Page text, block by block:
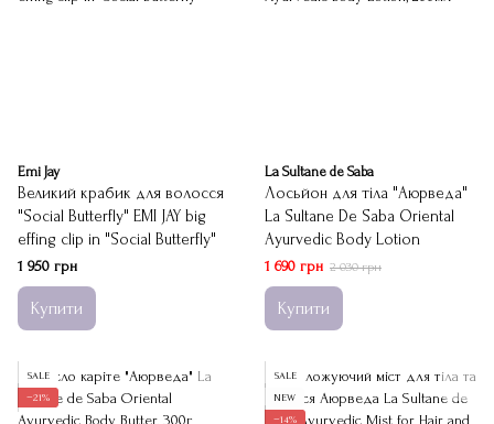
Emi Jay
Великий крабик для волосся
"Social Butterfly" EMI JAY big
effing clip in "Social Butterfly"
1 950 грн
Купити
La Sultane de Saba
Лосьйон для тіла "Аюрведа"
La Sultane De Saba Oriental
Ayurvedic Body Lotion
1 690 грн 2 030 грн
Купити
SALE
−21%
SALE
NEW
−14%